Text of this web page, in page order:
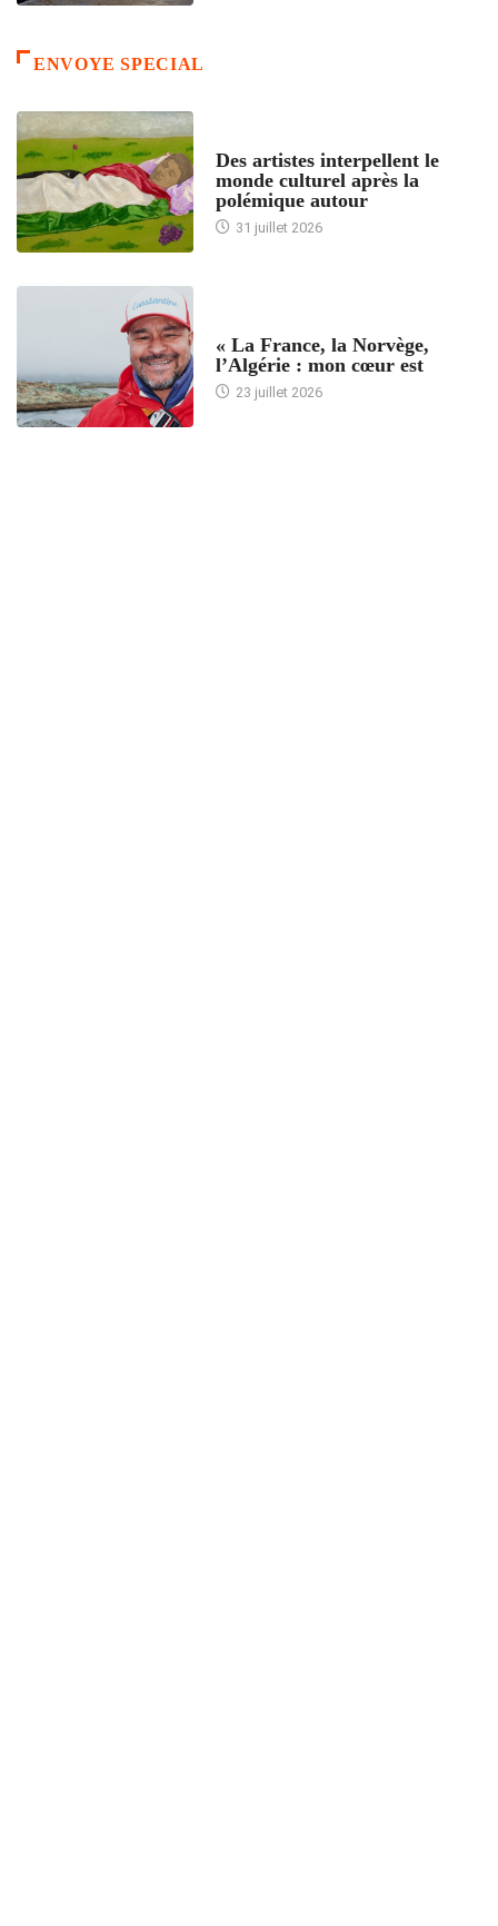
ENVOYE SPECIAL
Des artistes interpellent le
monde culturel après la
polémique autour
31 juillet 2026
« La France, la Norvège,
l’Algérie : mon cœur est
23 juillet 2026